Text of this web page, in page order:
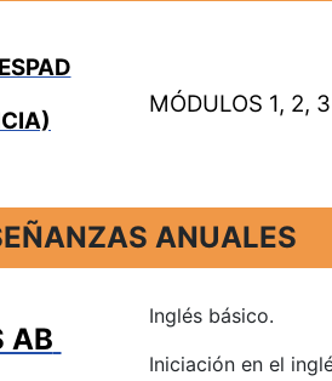
MÓDULOS 1, 2,
ANUALES
AB
Inglés básico.
Iniciación en el